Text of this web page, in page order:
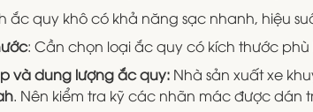
ắc quy khô có khả năng sạc nhanh, hiệu
: Cần chọn loại ắc quy có kích thước
và dung lượng ắc quy: Nhà sản xuất xe
. Nên kiểm tra kỹ các nhãn mác được dán